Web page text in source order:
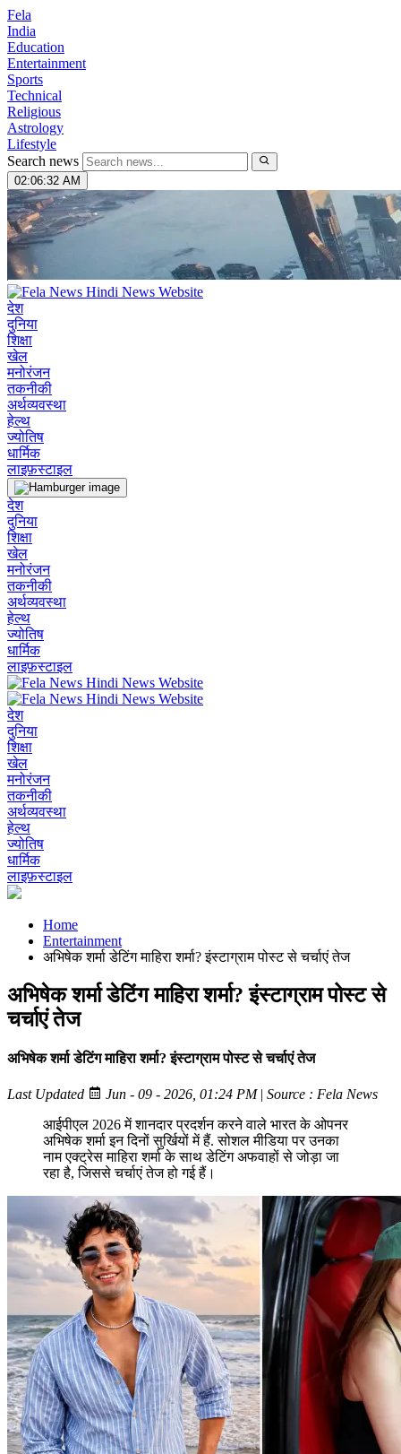
Fela
India
Education
Entertainment
Sports
Technical
Religious
Astrology
Lifestyle
Search news
02:06:33 AM
देश
दुनिया
शिक्षा
खेल
मनोरंजन
तकनीकी
अर्थव्यवस्था
हेल्थ
ज्योतिष
धार्मिक
लाइफ़स्टाइल
देश
दुनिया
शिक्षा
खेल
मनोरंजन
तकनीकी
अर्थव्यवस्था
हेल्थ
ज्योतिष
धार्मिक
लाइफ़स्टाइल
देश
दुनिया
शिक्षा
खेल
मनोरंजन
तकनीकी
अर्थव्यवस्था
हेल्थ
ज्योतिष
धार्मिक
लाइफ़स्टाइल
Home
Entertainment
अभिषेक शर्मा डेटिंग माहिरा शर्मा? इंस्टाग्राम पोस्ट से चर्चाएं तेज
अभिषेक शर्मा डेटिंग माहिरा शर्मा? इंस्टाग्राम पोस्ट से
चर्चाएं तेज
अभिषेक शर्मा डेटिंग माहिरा शर्मा? इंस्टाग्राम पोस्ट से चर्चाएं तेज
Last Updated Jun - 09 - 2026, 01:24 PM| Source : Fela News
आईपीएल 2026 में शानदार प्रदर्शन करने वाले भारत के ओपनर
अभिषेक शर्मा इन दिनों सुर्खियों में हैं. सोशल मीडिया पर उनका
नाम एक्ट्रेस माहिरा शर्मा के साथ डेटिंग अफवाहों से जोड़ा जा
रहा है, जिससे चर्चाएं तेज हो गई हैं।